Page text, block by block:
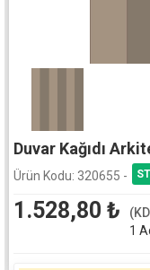
Duvar Kağıdı
Ürün Kodu: 320655 -
1.528,80 ₺
1